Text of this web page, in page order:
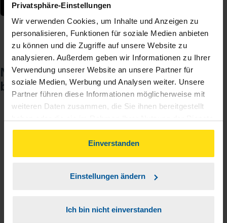
Privatsphäre-Einstellungen
Wir verwenden Cookies, um Inhalte und Anzeigen zu
personalisieren, Funktionen für soziale Medien anbieten
zu können und die Zugriffe auf unsere Website zu
analysieren. Außerdem geben wir Informationen zu Ihrer
Verwendung unserer Website an unsere Partner für
soziale Medien, Werbung und Analysen weiter. Unsere
Partner führen diese Informationen möglicherweise mit
weiteren Daten zusammen, die Sie ihnen bereitgestellt
gesammelt haben. Indem Sie auf Einverstanden klicken,
können Sie der Verwendung von Cookies, gemäß
unserer
Einverstanden
Einstellungen ändern
Ich bin nicht einverstanden
Noch keinen Zugang? So einfach
beantragen Sie ihn.
1
Sie teilen mir mit, dass Sie MeineVLH nutzen
und einem Aktivierungslink.
Sie erhalten von mir Ihr Einmal-Passwort.